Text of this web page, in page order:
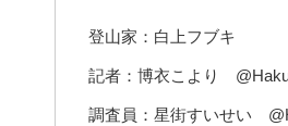
登山家：白上フブキ
記者：博衣こより
調査員：星街すいせい